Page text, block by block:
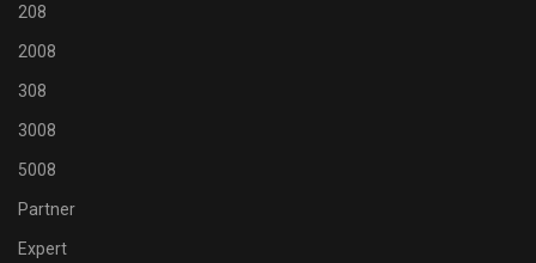
208
2008
308
3008
5008
Partner
Expert